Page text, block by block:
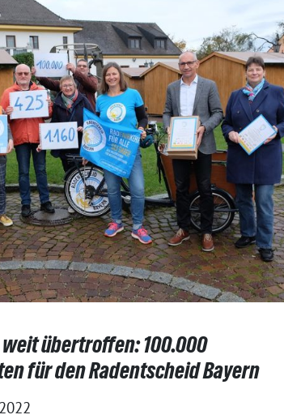
übertroffen: 100.000
für den Radentscheid Bayern